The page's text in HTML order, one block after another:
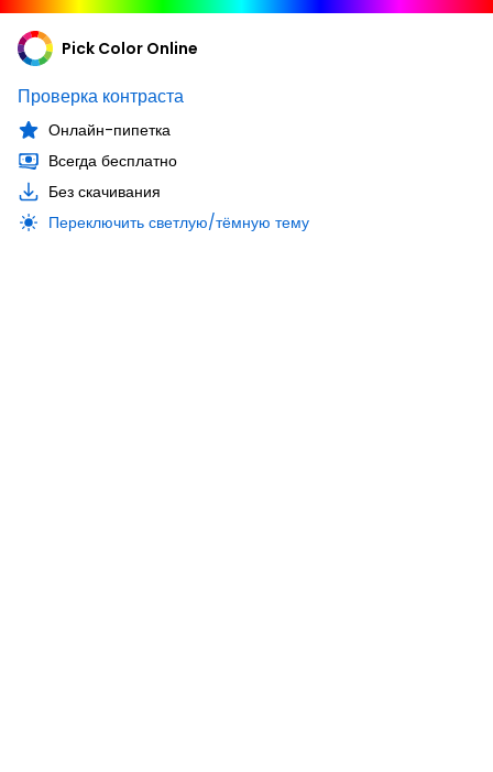
Pick Color Online
Проверка контраста
Онлайн-пипетка
Всегда бесплатно
Без скачивания
Переключить светлую/тёмную тему